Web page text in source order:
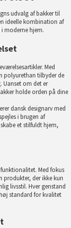
udvalg af bakker til
ideelle kombination af
moderne hjem.
Med
polyurethan tilbyder de
Uanset om det er
holde orden på dine
dansk designarv med
i brugen af
et stilfuldt hjem,
Med fokus
produkter, der ikke kun
livsstil. Hver genstand
standard for kvalitet